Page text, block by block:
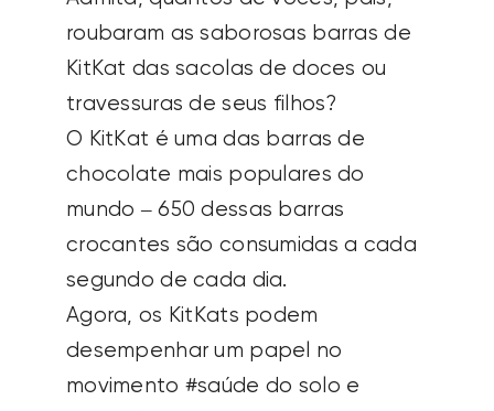
crocantes são consumidas a cada
segundo de cada dia.
Agora, os KitKats podem
desempenhar um papel no
movimento #saúde do solo e
#agricultura regenerativa.
A Nestlé está fazendo uma
parceria com a Cargill para testar
o uso de cascas de cacau da
confeitaria que fabrica o KitKat em
York, no Reino Unido, como